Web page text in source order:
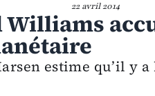
22 avril 2014
estime qu’il y